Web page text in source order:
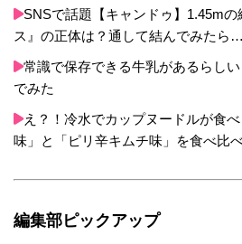
SNSで話題【キャンドゥ】1.45m
ス』の正体は？通して結んでみた
常識で保存できる牛乳があるらし
でみた
え？！冷水でカップヌードルが食
味」と「ピリ辛キムチ味」を食べ比
編集部ピックアップ